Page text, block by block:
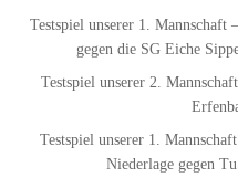
Testspiel unserer 1.
gegen die SG Eiche
Testspiel unserer 2.
Testspiel unserer 1.
Niederlage gegen